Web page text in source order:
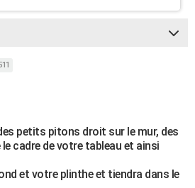
petits pitons droit sur le mur, des
cadre de votre tableau et ainsi
et votre plinthe et tiendra dans le